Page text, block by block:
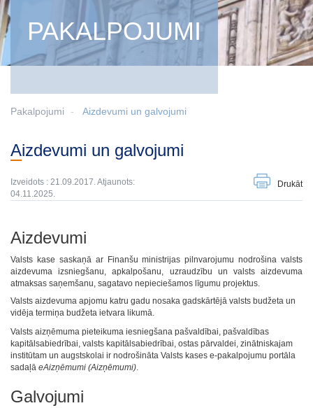
PAKALPOJUMI
Pakalpojumi Aizdevumi un galvojumi
Aizdevumi un galvojumi
Izveidots : 21.09.2017. Atjaunots:
04.11.2025.
Drukāt
Aizdevumi
Valsts kase saskaņā ar Finanšu ministrijas pilnvarojumu nodrošina valsts
aizdevuma izsniegšanu, apkalpošanu, uzraudzību un valsts aizdevuma
atmaksas saņemšanu, sagatavo nepieciešamos līgumu projektus.
Valsts aizdevuma apjomu katru gadu nosaka gadskārtējā valsts budžeta un
vidēja termiņa budžeta ietvara likumā.
Valsts aizņēmuma pieteikuma iesniegšana pašvaldībai, pašvaldības
kapitālsabiedrībai, valsts kapitālsabiedrībai, ostas pārvaldei, zinātniskajam
institūtam un augstskolai ir nodrošināta Valsts kases e‑pakalpojumu portāla
sadaļā eAizņēmumi (Aizņēmumi).
Galvojumi